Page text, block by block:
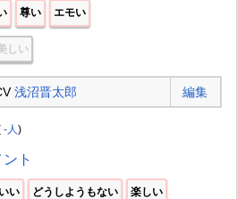
尊い エモい
しい
浅沼晋太郎 編集
-人)
ト
い どうしようもない 楽しい